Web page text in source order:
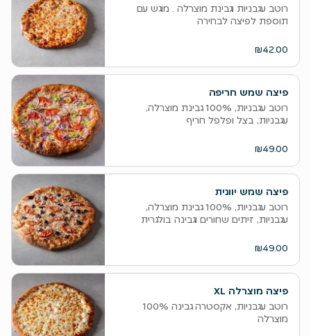
רוטב עגבניות וגבינת מוצרלה . מוגש עם
תוספת לפיצה לבחירה
₪42.00
פיצה שמש חריפה
רוטב עגבניות, 100% גבינת מוצרלה,
עגבניות, בצל ופלפל חריף
₪49.00
פיצה שמש יוונית
רוטב עגבניות, 100% גבינת מוצרלה,
עגבניות, זיתים שחורים וגבינה בולגרית
₪49.00
פיצה מוצרלה XL
רוטב עגבניות, אקסטרה גבינה 100%
מוצרלה